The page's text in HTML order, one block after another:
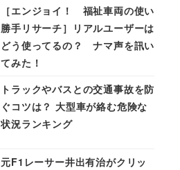
［エンジョイ！ 福祉車両の使い
勝手リサーチ］リアルユーザーは
どう使ってるの？ ナマ声を訊い
てみた！
トラックやバスとの交通事故を防
ぐコツは？ 大型車が絡む危険な
状況ランキング
元F1レーサー井出有治がクリッ